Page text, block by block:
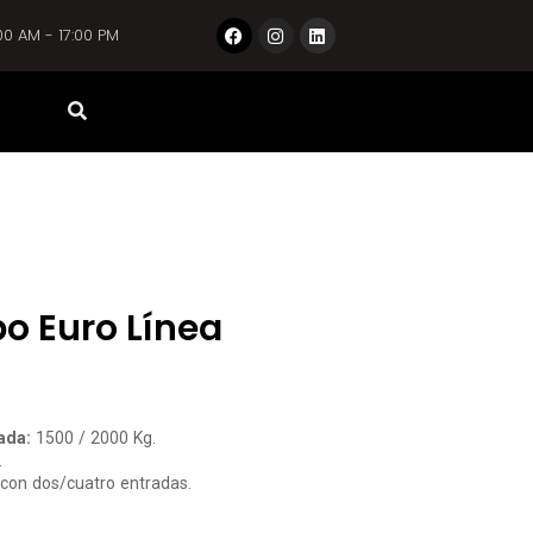
AM - 17:00 PM
Euro Línea
1500 / 2000 Kg.
dos/cuatro entradas.